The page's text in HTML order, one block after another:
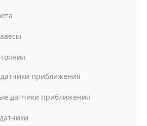
приближения
датчики приближения